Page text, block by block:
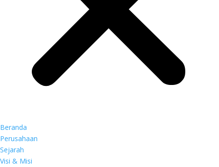
Beranda
Perusahaan
Sejarah
Visi & Misi